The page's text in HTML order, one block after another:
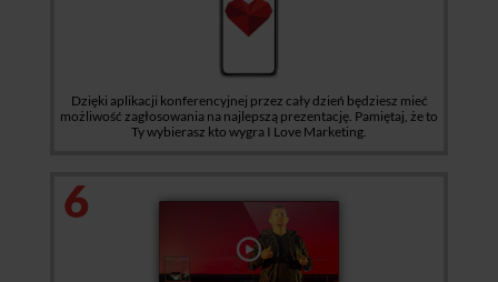
Dzięki aplikacji konferencyjnej przez cały dzień będziesz mieć
możliwość zagłosowania na najlepszą prezentację. Pamiętaj, że to
Ty wybierasz kto wygra I Love Marketing.
6